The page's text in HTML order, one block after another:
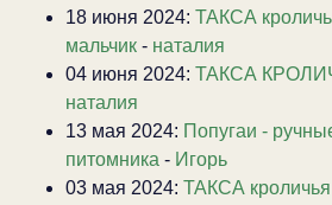
18 июня 2024: ТАКСА
мальчик - наталия
04 июня 2024: ТАКСА
наталия
13 мая 2024: Попугаи -
питомника - Игорь
03 мая 2024: ТАКСА